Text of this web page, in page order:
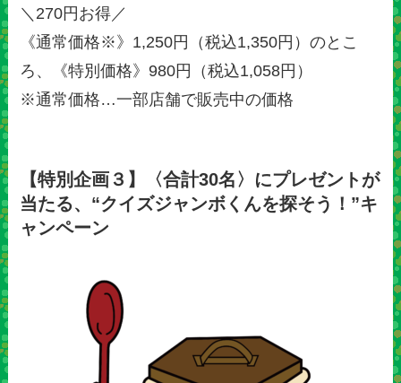
＼270円お得／
《通常価格※》1,250円（税込1,350円）のとこ
ろ、《特別価格》980円（税込1,058円）
※通常価格…一部店舗で販売中の価格
【特別企画３】〈合計30名〉にプレゼントが
当たる、“クイズジャンボくんを探そう！”キ
ャンペーン